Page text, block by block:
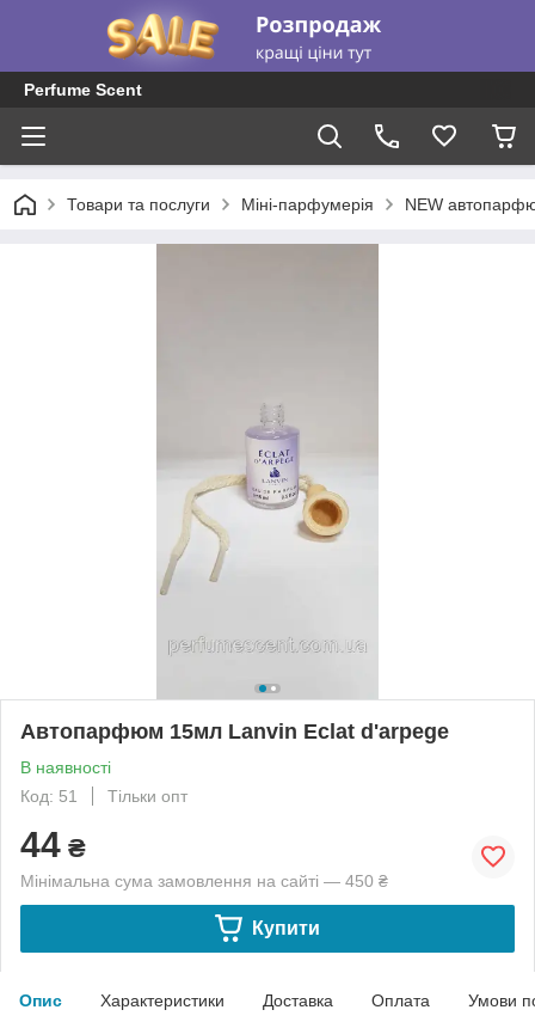
Perfume Scent
Товари та послуги Міні-парфумерія NEW
Автопарфюм 15мл Lanvin Eclat d'arpege
В наявності
Код: 51
Тільки опт
44 ₴
Мінімальна сума замовлення на сайті — 450 ₴
Купити
Опис Характеристики Доставка Оплата Умови